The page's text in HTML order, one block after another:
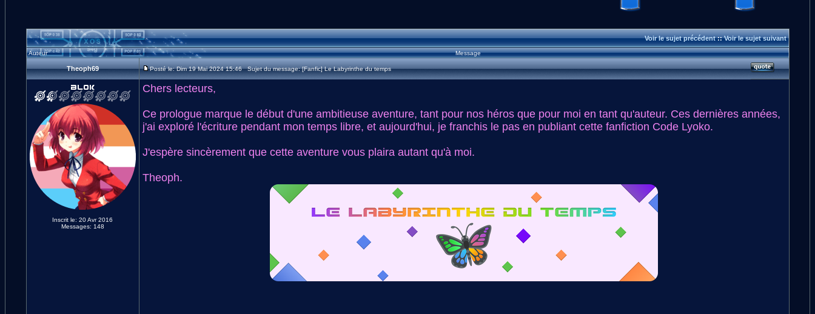
Voir le sujet précédent::Voir le sujet suivant
Auteur Message
Theoph69 Posté le: Dim 19 Mai 2024 15:46 Sujet du message: [Fanfic] Le Labyrinthe du temps
Inscrit le: 20 Avr 2016
Messages: 148
Chers lecteurs,
Ce prologue marque le début d'une ambitieuse aventure, tant pour nos héros que pour moi en tant qu'auteur. Ces dernières années,
j'ai exploré l'écriture pendant mon temps libre, et aujourd'hui, je franchis le pas en publiant cette fanfiction Code Lyoko.
J'espère sincèrement que cette aventure vous plaira autant qu'à moi.
Theoph.